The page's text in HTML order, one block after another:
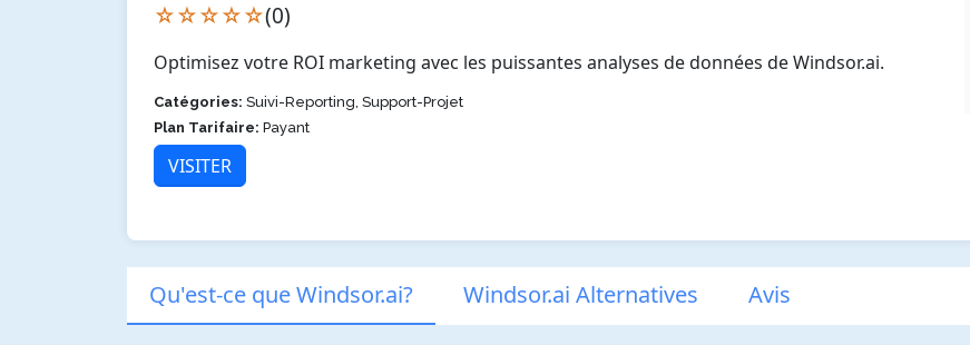
☆☆☆☆☆(0)
Optimisez votre ROI marketing avec les puissantes analyses de données de Windsor.ai.
Catégories: Suivi-Reporting, Support-Projet
Plan Tarifaire: Payant
VISITER
Qu'est-ce que Windsor.ai? Windsor.ai Alternatives Avis